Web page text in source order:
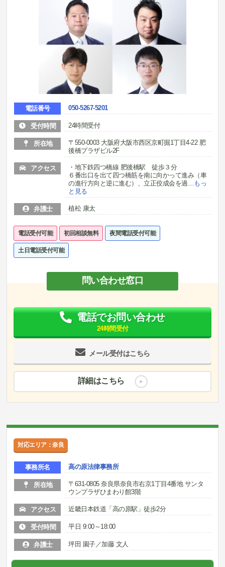
電話番号 050-5267-5201
受付時間 24時間受付
所在地
〒550-0003 大阪府大阪市西区京町掘1丁目4-22 肥
後橋プラザビル2F
アクセス
・地下鉄四つ橋線 肥後橋駅 徒歩３分
６番出口を出て四つ橋筋を南に向かって進み（車
の進行方向と逆に進む）、立正佼成会を過…もっ
と見る
弁護士 植松 康太
電話受付可能 初回相談無料 夜間電話受付可能
土日電話受付可能
問い合わせ窓口
メール受付はこちら
電話でお問い合わせ
24時間受付
詳細はこちら
対応エリア：奈良
事務所名 高の原法律事務所
所在地
〒631-0805 奈良県奈良市右京1丁目4番地 サンタ
ウンプラザひまわり館3階
アクセス 近畿日本鉄道「高の原駅」徒歩2分
受付時間 平日 9:00～18:00
弁護士 坪田 園子／加藤 文人